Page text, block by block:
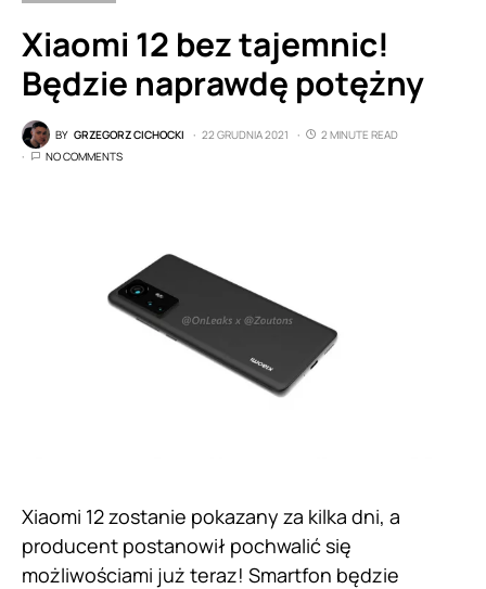
Xiaomi 12 bez tajemnic!
Będzie naprawdę potężny
BY GRZEGORZ CICHOCKI 22 GRUDNIA 2021
2 MINUTE READ
NO COMMENTS
Xiaomi 12 zostanie pokazany za kilka dni, a
producent postanowił pochwalić się
możliwościami już teraz! Smartfon będzie